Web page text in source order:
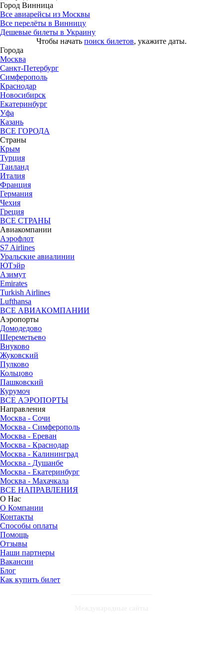
Город Винница
Все авиарейсы из Москвы
Все перелёты в Винницу
Дешевые билеты в Украину
Чтобы начать поиск билетов, укажите даты.
Города
Москва
Санкт-Петербург
Симферополь
Краснодар
Новосибирск
Екатеринбург
Уфа
Казань
ВСЕ ГОРОДА
Страны
Крым
Турция
Таиланд
Италия
Франция
Германия
Чехия
Греция
ВСЕ СТРАНЫ
Авиакомпании
Аэрофлот
S7 Airlines
Уральские авиалинии
ЮТэйр
Азимут
Emirates
Turkish Airlines
Lufthansa
ВСЕ АВИАКОМПАНИИ
Аэропорты
Домодедово
Шереметьево
Внуково
Жуковский
Пулково
Кольцово
Пашковский
Курумоч
ВСЕ АЭРОПОРТЫ
Направления
Москва - Сочи
Москва - Симферополь
Москва - Ереван
Москва - Краснодар
Москва - Калининград
Москва - Душанбе
Москва - Екатеринбург
Москва - Махачкала
ВСЕ НАПРАВЛЕНИЯ
О Нас
О Компании
Контакты
Способы оплаты
Помощь
Отзывы
Наши партнеры
Вакансии
Блог
Как купить билет